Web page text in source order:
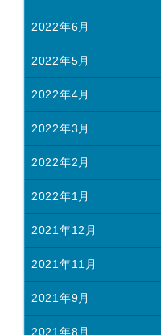
2022年6月
2022年5月
2022年4月
2022年3月
2022年2月
2022年1月
2021年12月
2021年11月
2021年9月
2021年8月